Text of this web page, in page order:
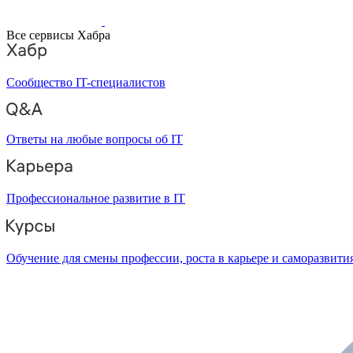
Все сервисы Хабра
Сообщество IT-специалистов
Ответы на любые вопросы об IT
Профессиональное развитие в IT
Обучение для смены профессии, роста в карьере и